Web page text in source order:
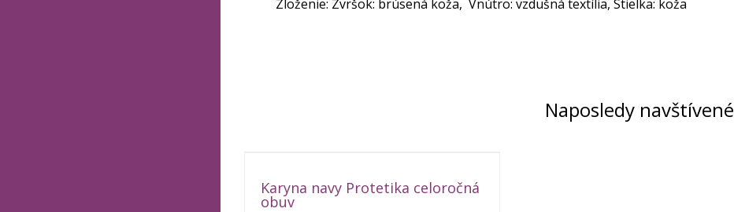
Zloženie: Zvršok: brúsená koža, Vnútro: vzdušná textília, Stielka: koža
Naposledy navštívené
Karyna navy Protetika celoročná
obuv